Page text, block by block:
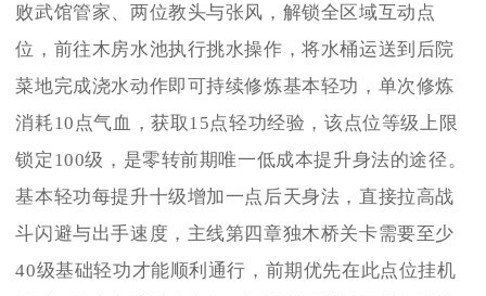
败武馆管家、两位教头与张风，解锁全区域互动点
位，前往木房水池执行挑水操作，将水桶运送到后院
菜地完成浇水动作即可持续修炼基本轻功，单次修炼
消耗10点气血，获取15点轻功经验，该点位等级上限
锁定100级，是零转前期唯一低成本提升身法的途径。
基本轻功每提升十级增加一点后天身法，直接拉高战
斗闪避与出手速度，主线第四章独木桥关卡需要至少
40级基础轻功才能顺利通行，前期优先在此点位挂机